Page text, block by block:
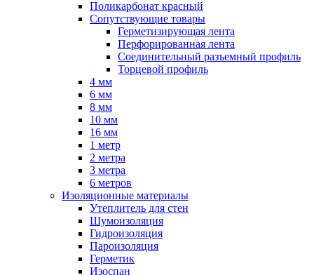
Поликарбонат красный
Сопутствующие товары
Герметизирующая лента
Перфорированная лента
Соединительный разъемный профиль
Торцевой профиль
4 мм
6 мм
8 мм
10 мм
16 мм
1 метр
2 метра
3 метра
6 метров
Изоляционные материалы
Утеплитель для стен
Шумоизоляция
Гидроизоляция
Пароизоляция
Герметик
Изоспан